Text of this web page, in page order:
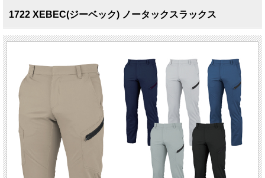
1722 XEBEC(ジーベック) ノータックスラックス